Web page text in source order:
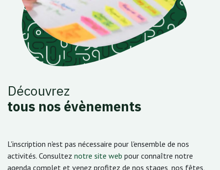
Découvrez
tous nos évènements
L'inscription n'est pas nécessaire pour l'ensemble de nos
activités. Consultez notre site web pour connaître notre
agenda complet et venez profitez de nos stages, nos fêtes,